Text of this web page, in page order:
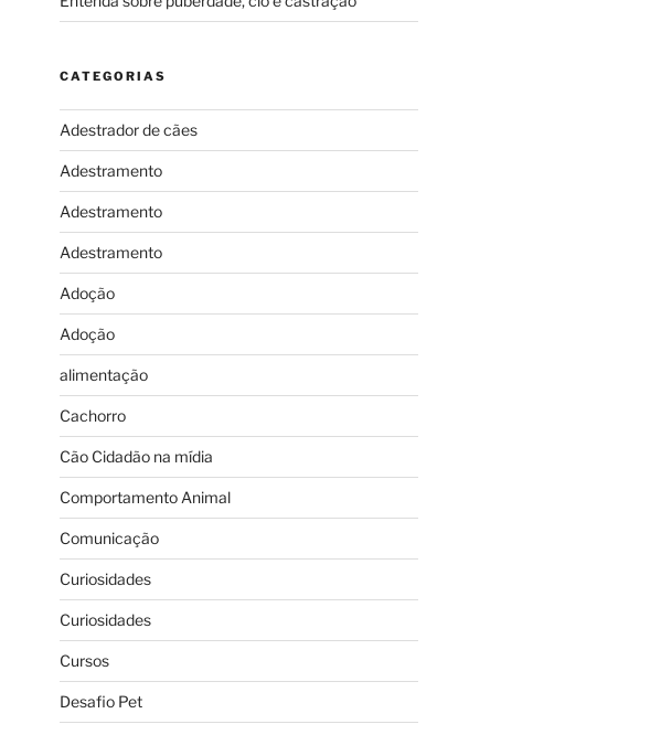
CATEGORIAS
Adestrador de cães
Adestramento
Adestramento
Adestramento
Adoção
Adoção
alimentação
Cachorro
Cão Cidadão na mídia
Comportamento Animal
Comunicação
Curiosidades
Curiosidades
Cursos
Desafio Pet